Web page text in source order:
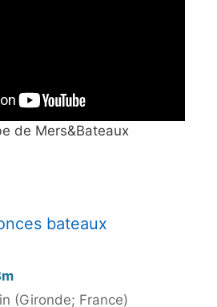
de Mers&Bateaux
bateaux
(Gironde; France)